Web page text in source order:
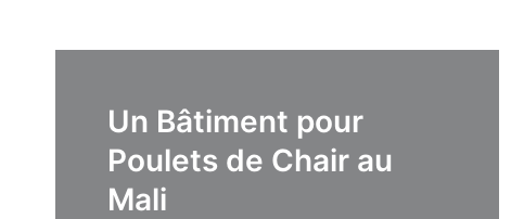
Un Bâtiment pour
Poulets de Chair au
Mali